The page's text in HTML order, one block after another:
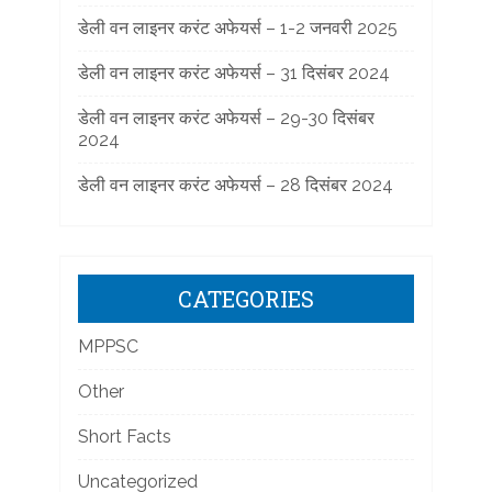
डेली वन लाइनर करंट अफेयर्स – 1-2 जनवरी 2025
डेली वन लाइनर करंट अफेयर्स – 31 दिसंबर 2024
डेली वन लाइनर करंट अफेयर्स – 29-30 दिसंबर
2024
डेली वन लाइनर करंट अफेयर्स – 28 दिसंबर 2024
CATEGORIES
MPPSC
Other
Short Facts
Uncategorized